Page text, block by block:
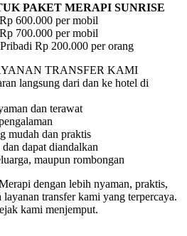
PAKET MERAPI SUNRISE
600.000 per mobil
700.000 per mobil
Rp 200.000 per orang
TRANSFER KAMI
langsung dari dan ke hotel di
dan terawat
mudah dan praktis
dapat diandalkan
maupun rombongan
dengan lebih nyaman, praktis,
layanan transfer kami yang terpercaya.
kami menjemput.